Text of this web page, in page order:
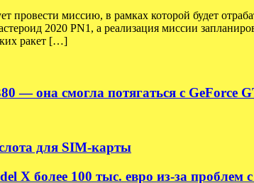
провести миссию, в рамках которой будет
2020 PN1, а реализация миссии
ракет […]
— она смогла потягаться с GeForce
для SIM-карты
X более 100 тыс. евро из-за проблем